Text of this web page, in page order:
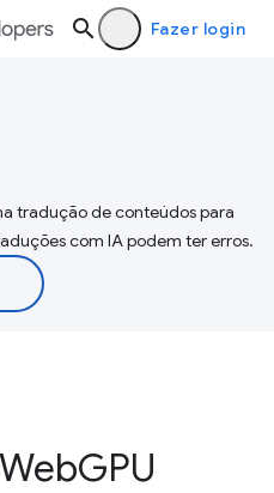
Fazer login
tradução de conteúdos para
com IA podem ter erros.
GPU